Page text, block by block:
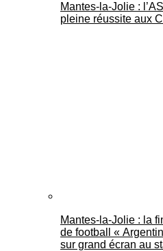
Mantes-la-Jolie :
pleine réussite aux
Mantes-la-Jolie : la
de football «
sur grand écran au